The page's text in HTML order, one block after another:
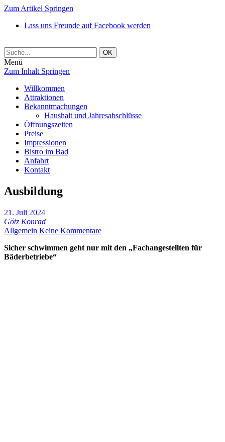
Zum Artikel Springen
Lass uns Freunde auf Facebook werden
Menü
Zum Inhalt Springen
Willkommen
Attraktionen
Bekanntmachungen
Haushalt und Jahresabschlüsse
Öffnungszeiten
Preise
Impressionen
Bistro im Bad
Anfahrt
Kontakt
Ausbildung
21. Juli 2024
Götz Konrad
Allgemein Keine Kommentare
Sicher schwimmen geht nur mit den „Fachangestellten für
Bäderbetriebe“